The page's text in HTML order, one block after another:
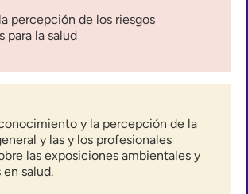
percepción de los riesgos
para la salud
y la percepción de la
y las y los profesionales
las exposiciones ambientales y
salud.